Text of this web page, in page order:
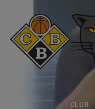
CLUB